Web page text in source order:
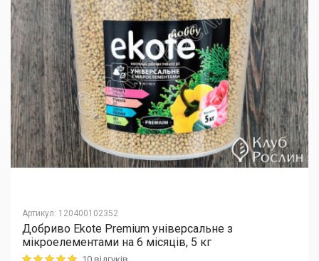
Артикул: 120400102352
Добриво Еkote Premium універсальне з
мікроелементами на 6 місяців, 5 кг